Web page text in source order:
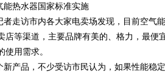
能热水器国家标准实施
者走访市内各大家电卖场发现，目前空气
店等渠道，主要品牌有美的、格力，最便
使用需求。
新产品，不少受访市民认为，如果性能稳